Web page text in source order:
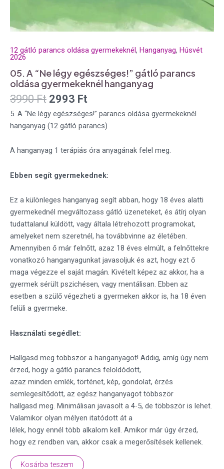
12 gátló parancs oldása gyermekeknél, Hanganyag, Húsvét
2026
05. A “Ne légy egészséges!” gátló parancs
oldása gyermekeknél hanganyag
3990Ft 2993 Ft
5. A “Ne légy egészséges!” parancs oldása gyermekeknél
hanganyag (12 gátló parancs)
A hanganyag 1 terápiás óra anyagának felel meg.
Ebben segít gyermekednek:
Ez a különleges hanganyag segít abban, hogy 18 éves alatti
gyermekednél megváltozass gátló üzeneteket, és átírj olyan
tudattalanul küldött, vagy általa létrehozott programokat,
amelyeket nem szeretnél, ha továbbvinne az életében.
Amennyiben ő már felnőtt, azaz 18 éves elmúlt, a felnőttekre
vonatkozó hanganyagunkat javasoljuk és azt, hogy ezt ő
maga végezze el saját magán. Kivételt képez az akkor, ha a
gyermek sérült pszichésen, vagy mentálisan. Ebben az
esetben a szülő végezheti a gyermeken akkor is, ha 18 éven
felüli a gyermeke.
Használati segédlet:
Hallgasd meg többször a hanganyagot! Addig, amíg úgy nem
érzed, hogy a gátló parancs feloldódott,
azaz minden emlék, történet, kép, gondolat, érzés
semlegesítődött, az egész hanganyagot többször
hallgasd meg. Minimálisan javasolt a 4-5, de többször is lehet.
Valamikor olyan mélyen itatódott át a
lélek, hogy ennél több alkalom kell. Amikor már úgy érzed,
hogy ez rendben van, akkor csak a megerősítések kellenek.
Kosárba teszem